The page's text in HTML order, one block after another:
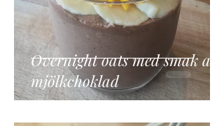
Overnight oats med smak av
mjölkchoklad